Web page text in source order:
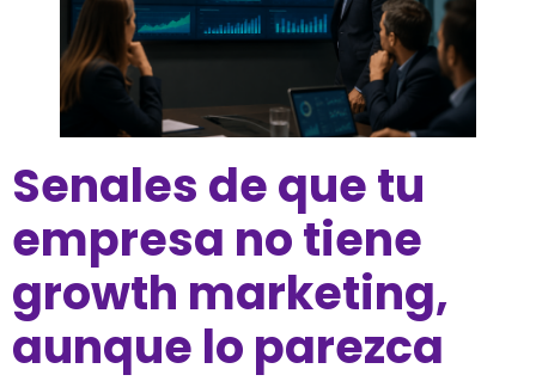
Senales de que tu
empresa no tiene
growth marketing,
aunque lo parezca